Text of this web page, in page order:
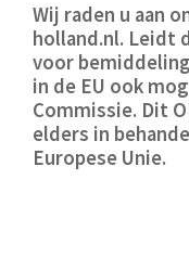
Wij raden u aan
holland.nl. Leidt
voor
in de EU ook
Commissie. Dit
elders in
Europese Unie.